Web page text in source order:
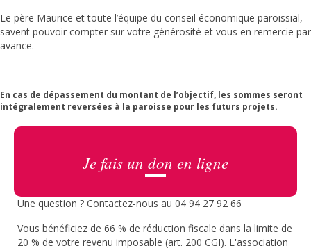
Le père Maurice et toute l’équipe du conseil économique paroissial,
savent pouvoir compter sur votre générosité et vous en remercie par
avance.
En cas de dépassement du montant de l’objectif, les sommes seront
intégralement reversées à la paroisse pour les futurs projets.
Je fais un don en ligne
Une question ? Contactez-nous au 04 94 27 92 66
Vous bénéficiez de 66 % de réduction fiscale dans la limite de
20 % de votre revenu imposable (art. 200 CGI). L'association